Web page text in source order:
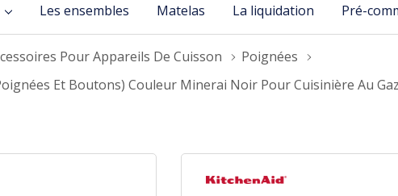
Les ensembles Matelas La liquidation Pré-
Pour Appareils De Cuisson
Poignées
Et Boutons) Couleur Minerai Noir Pour Cuisinière Au